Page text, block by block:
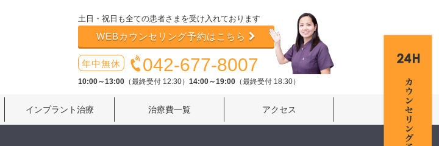
土日・祝日も全ての患者さまを受け入れております
WEBカウンセリング予約はこちら
年中無休 042-677-8007
10:00～13:00 （最終受付 12:30） 14:00～19:00 （最終受付 18:30）
インプラント治療 治療費一覧 アクセス